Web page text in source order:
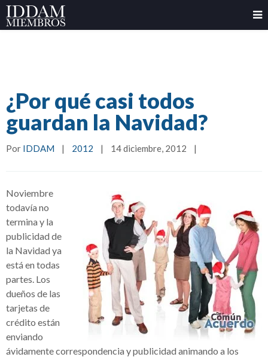
¿Por qué casi todos
guardan la Navidad?
Por IDDAM | 2012 | 14 diciembre, 2012 |
Noviembre
todavía no
termina y la
publicidad de
la Navidad ya
está en todas
partes. Los
dueños de las
tarjetas de
crédito están
enviando
ávidamente correspondencia y publicidad animando a los